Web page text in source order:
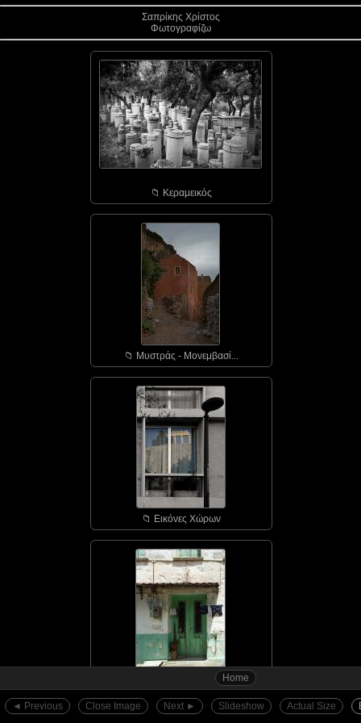
Home
◄︎ Previous Close Image Next ►︎ Slideshow Actual Size
Σαπρίκης Χρίστος
Φωτογραφίζω
📁︎ Κεραμεικός
📁︎ Μυστράς - Μονεμβασί...
📁︎ Εικόνες Χώρων
📁︎ Αγιάσος - οι πόρτε...